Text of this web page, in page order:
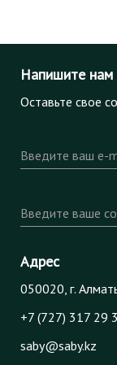
Напишите нам
Оставьте свое
Введите ваш e-
Введите ваше
Адрес
050020, г.
+7 (727) 317 29
saby@saby.kz